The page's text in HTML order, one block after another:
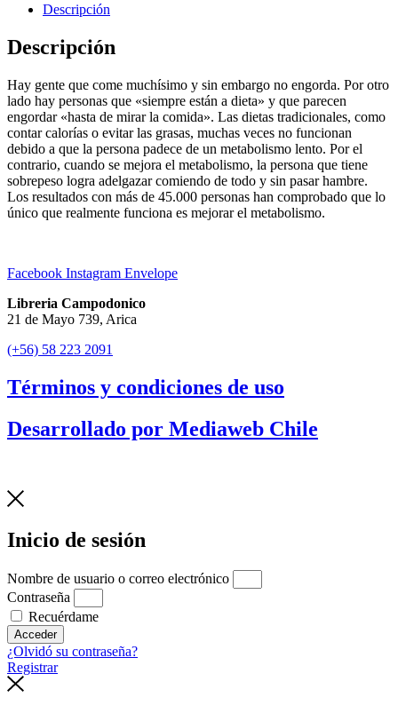
Descripción
Descripción
Hay gente que come muchísimo y sin embargo no engorda. Por otro
lado hay personas que «siempre están a dieta» y que parecen
engordar «hasta de mirar la comida». Las dietas tradicionales, como
contar calorías o evitar las grasas, muchas veces no funcionan
debido a que la persona padece de un metabolismo lento. Por el
contrario, cuando se mejora el metabolismo, la persona que tiene
sobrepeso logra adelgazar comiendo de todo y sin pasar hambre.
Los resultados con más de 45.000 personas han comprobado que lo
único que realmente funciona es mejorar el metabolismo.
Facebook Instagram Envelope
Libreria Campodonico
21 de Mayo 739, Arica
(+56) 58 223 2091
Términos y condiciones de uso
Desarrollado por Mediaweb Chile
Inicio de sesión
Nombre de usuario o correo electrónico
Contraseña
Recuérdame
Acceder
¿Olvidó su contraseña?
Registrar